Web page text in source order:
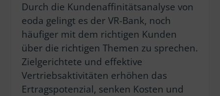
Durch die Kundenaffinitätsanalyse von
eoda gelingt es der VR-Bank, noch
häufiger mit dem richtigen Kunden
über die richtigen Themen zu sprechen.
Zielgerichtete und effektive
Vertriebsaktivitäten erhöhen das
Ertragspotenzial, senken Kosten und